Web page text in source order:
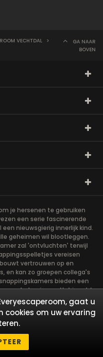
VECHTDAL
>
GA NAAR
BOVEN
je hersenen te gebruiken
een serie fascinerende
nieuwsgierig innerlijk kind.
geheimen wil blootleggen.
zal 'ontvluchten' terwijl
vereisen
vertrouwen op en
en kan zo groepen collega's
bieden een
aan te beginnen. Het is echt
de teamleden hun
om het
Er zijn in wezen vier rollen
die het meest zullen
Laten we eens kijken wie
gaat u
cookies om uw ervaring